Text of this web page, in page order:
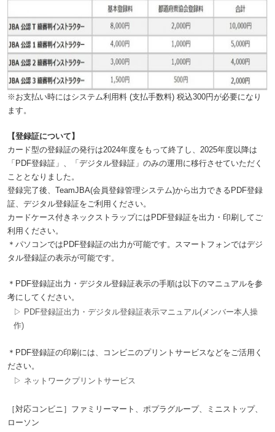
※お支払い時にはシステム利用料 (支払手数料) 税込300円が必要になり
ます。
【登録証について】
カード型の登録証の発行は2024年度をもって終了し、2025年度以降は
「PDF登録証」、「デジタル登録証」のみの運用に移行させていただく
こととなりました。
登録完了後、TeamJBA(会員登録管理システム)から出力できるPDF登録
証、デジタル登録証をご利用ください。
カードケース付きネックストラップにはPDF登録証を出力・印刷してご
利用ください。
＊パソコンではPDF登録証の出力が可能です。スマートフォンではデジ
タル登録証の表示が可能です。
＊PDF登録証出力・デジタル登録証表示の手順は以下のマニュアルを参
考にしてください。
▷ PDF登録証出力・デジタル登録証表示マニュアル(メンバー本人操
作)
＊PDF登録証の印刷には、コンビニのプリントサービスなどをご活用く
ださい。
▷ ネットワークプリントサービス
［対応コンビニ］ファミリーマート、ポプラグループ、ミニストップ、
ローソン